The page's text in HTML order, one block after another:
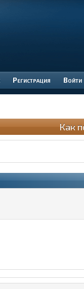
Регистрация Войти
Как